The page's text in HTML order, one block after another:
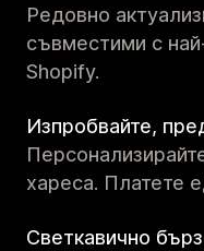
Редовно
съвместими с
Shopify.
Изпробвайте,
хареса. Платете
Светкавично